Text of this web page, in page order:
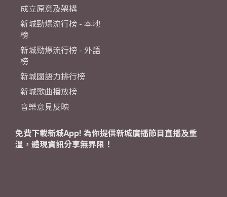
成立原意及架構
新城勁爆流行榜 - 本地
榜
新城勁爆流行榜 - 外語
榜
新城國語力排行榜
新城歌曲播放榜
音樂意見反映
免費下載新城App! 為你提供新城廣播節目直播及重
溫，體現資訊分享無界限！